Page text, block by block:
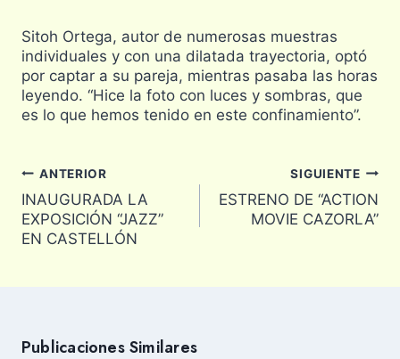
Sitoh Ortega, autor de numerosas muestras
individuales y con una dilatada trayectoria, optó
por captar a su pareja, mientras pasaba las horas
leyendo. “Hice la foto con luces y sombras, que
es lo que hemos tenido en este confinamiento”.
Navegación
de
entradas
ANTERIOR
INAUGURADA LA
EXPOSICIÓN “JAZZ”
EN CASTELLÓN
SIGUIENTE
ESTRENO DE “ACTION
MOVIE CAZORLA”
Publicaciones Similares